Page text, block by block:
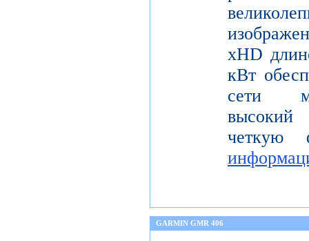
xHD
кВт
сети
высокий
четкую
GARMIN GMR 406